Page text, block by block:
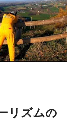
リズムの